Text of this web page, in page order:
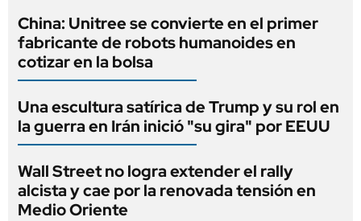
China: Unitree se convierte en el primer
fabricante de robots humanoides en
cotizar en la bolsa
Una escultura satírica de Trump y su rol en
la guerra en Irán inició "su gira" por EEUU
Wall Street no logra extender el rally
alcista y cae por la renovada tensión en
Medio Oriente